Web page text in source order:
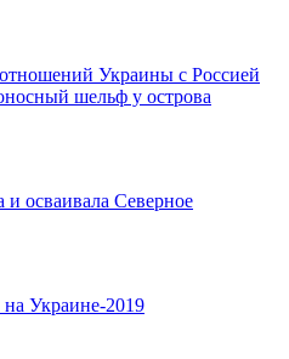
Украины с Россией
шельф у острова
и осваивала Северное
Украине-2019